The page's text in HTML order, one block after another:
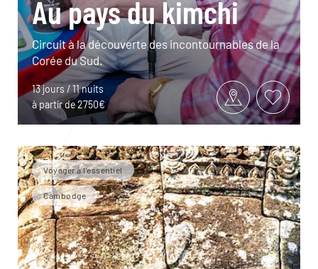
Au pays du kimchi
Circuit à la découverte des incontournables de la
Corée du Sud.
13 jours / 11 nuits
à partir de 2750€
Voyager à l’essentiel
Cambodge